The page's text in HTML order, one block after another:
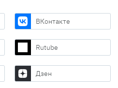
ВКонтакте
Rutube
Дзен